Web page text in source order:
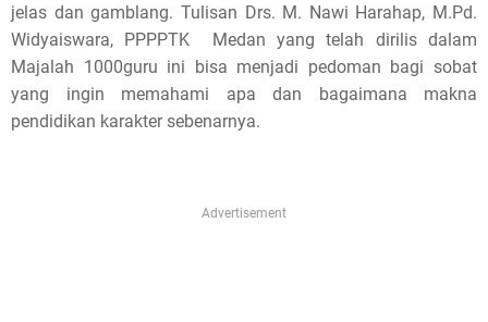
t
,
p
jelas dan gamblang. Tulisan Drs. M. Nawi Harahap, M.Pd.
Widyaiswara, PPPPTK Medan yang telah dirilis dalam
Majalah 1000guru ini bisa menjadi pedoman bagi sobat
yang ingin memahami apa dan bagaimana makna
pendidikan karakter sebenarnya.
Advertisement